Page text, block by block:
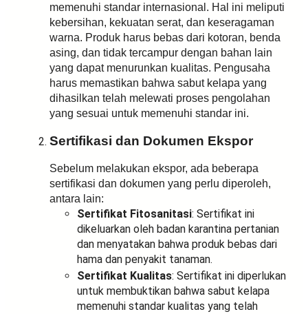
memenuhi standar internasional. Hal ini meliputi
kebersihan, kekuatan serat, dan keseragaman
warna. Produk harus bebas dari kotoran, benda
asing, dan tidak tercampur dengan bahan lain
yang dapat menurunkan kualitas. Pengusaha
harus memastikan bahwa sabut kelapa yang
dihasilkan telah melewati proses pengolahan
yang sesuai untuk memenuhi standar ini.
Sertifikasi dan Dokumen Ekspor
Sebelum melakukan ekspor, ada beberapa
sertifikasi dan dokumen yang perlu diperoleh,
antara lain:
Sertifikat Fitosanitasi: Sertifikat ini
dikeluarkan oleh badan karantina pertanian
dan menyatakan bahwa produk bebas dari
hama dan penyakit tanaman.
Sertifikat Kualitas: Sertifikat ini diperlukan
untuk membuktikan bahwa sabut kelapa
memenuhi standar kualitas yang telah